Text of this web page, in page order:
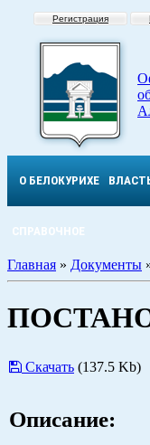
Регистрация
О БЕЛОКУРИХЕ
СПРАВОЧНОЕ
Главная » Документы
Скачать (137.5 Kb)
Описание: